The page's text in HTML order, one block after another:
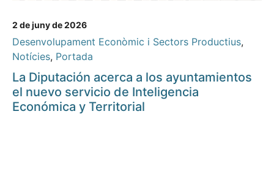
2 de juny de 2026
Desenvolupament Econòmic i Sectors Productius,
Notícies, Portada
La Diputación acerca a los ayuntamientos
el nuevo servicio de Inteligencia
Económica y Territorial